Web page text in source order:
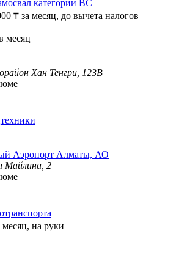
категории BC
₸ за месяц, до вычета налогов
месяц
Хан Тенгри, 123В
Аэропорт Алматы, АО
Майлина, 2
месяц, на руки